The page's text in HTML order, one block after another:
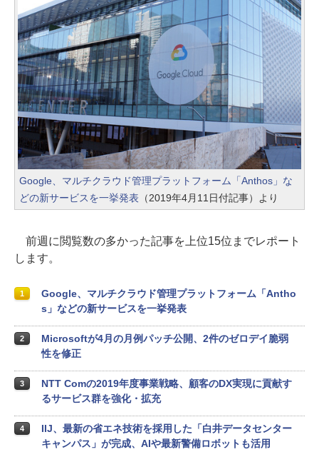
Google、マルチクラウド管理プラットフォーム「Anthos」な
どの新サービスを一挙発表 （2019年4月11日付記事）より
前週に閲覧数の多かった記事を上位15位までレポート
します。
1
Google、マルチクラウド管理プラットフォーム「Antho
s」などの新サービスを一挙発表
2
Microsoftが4月の月例パッチ公開、2件のゼロデイ脆弱
性を修正
3
NTT Comの2019年度事業戦略、顧客のDX実現に貢献す
るサービス群を強化・拡充
4
IIJ、最新の省エネ技術を採用した「白井データセンター
キャンパス」が完成、AIや最新警備ロボットも活用